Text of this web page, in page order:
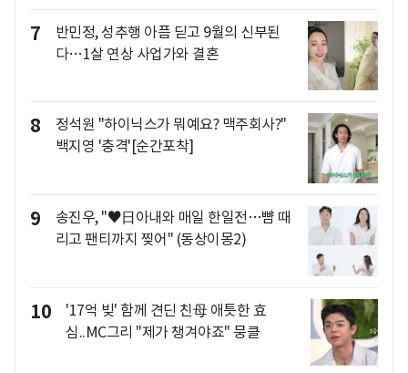
7
반민정, 성추행 아픔 딛고 9월의 신부된
다…1살 연상 사업가와 결혼
8
정석원 "하이닉스가 뭐예요? 맥주회사?"
백지영 '충격'[순간포착]
9
송진우, "♥日아내와 매일 한일전…뺨 때
리고 팬티까지 찢어" (동상이몽2)
10
'17억 빚' 함께 견딘 친母 애틋한 효
심..MC그리 "제가 챙겨야죠" 뭉클